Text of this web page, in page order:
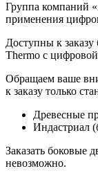
Группа компаний
применения
Доступны к
Thermo с
Обращаем ваше
к заказу только
Древесные
Индастриал
Заказать боковые
невозможно.